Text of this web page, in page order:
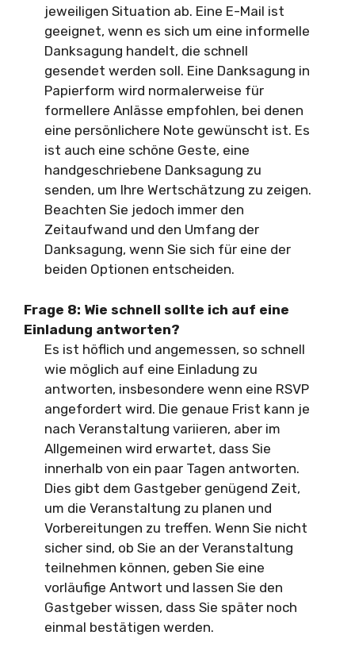
jeweiligen Situation ab. Eine E-Mail ist
geeignet, wenn es sich um eine informelle
Danksagung handelt, die schnell
gesendet werden soll. Eine Danksagung in
Papierform wird normalerweise für
formellere Anlässe empfohlen, bei denen
eine persönlichere Note gewünscht ist. Es
ist auch eine schöne Geste, eine
handgeschriebene Danksagung zu
senden, um Ihre Wertschätzung zu zeigen.
Beachten Sie jedoch immer den
Zeitaufwand und den Umfang der
Danksagung, wenn Sie sich für eine der
beiden Optionen entscheiden.
Frage 8: Wie schnell sollte ich auf eine
Einladung antworten?
Es ist höflich und angemessen, so schnell
wie möglich auf eine Einladung zu
antworten, insbesondere wenn eine RSVP
angefordert wird. Die genaue Frist kann je
nach Veranstaltung variieren, aber im
Allgemeinen wird erwartet, dass Sie
innerhalb von ein paar Tagen antworten.
Dies gibt dem Gastgeber genügend Zeit,
um die Veranstaltung zu planen und
Vorbereitungen zu treffen. Wenn Sie nicht
sicher sind, ob Sie an der Veranstaltung
teilnehmen können, geben Sie eine
vorläufige Antwort und lassen Sie den
Gastgeber wissen, dass Sie später noch
einmal bestätigen werden.